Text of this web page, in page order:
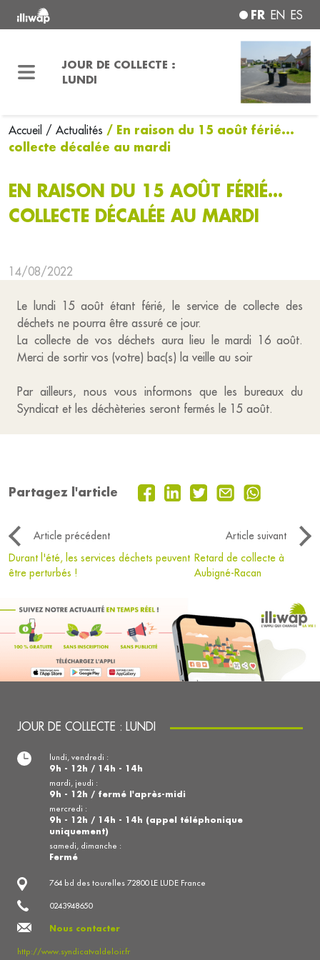
FR EN ES
JOUR DE COLLECTE :
LUNDI
Accueil / Actualités / En raison du 15 août férié...
collecte décalée au mardi
EN RAISON DU 15 AOÛT FÉRIÉ...
COLLECTE DÉCALÉE AU MARDI
14/08/2022
Le lundi 15 août étant férié, le service de collecte des
déchets ne pourra être assuré ce jour.
La collecte de vos déchets aura lieu le mardi 16 août.
Merci de sortir vos (votre) bac(s) la veille au soir
Par ailleurs, nous vous informons que les bureaux du
Syndicat et les déchèteries seront fermés le 15 août.
Partagez l'article
Article précédent
Article suivant
Durant l'été, les services déchets peuvent
être perturbés !
Retard de collecte à
Aubigné-Racan
JOUR DE COLLECTE : LUNDI
764 bd des tourelles 72800 LE LUDE France
0243948650
Nous contacter
http://www.syndicatvaldeloir.fr
lundi, vendredi :
9h - 12h / 14h - 14h
mardi, jeudi :
9h - 12h / fermé l'après-midi
mercredi :
9h - 12h / 14h - 14h (appel téléphonique
uniquement)
samedi, dimanche :
Fermé